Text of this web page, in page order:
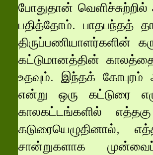
போதுதான்
பதித்தோம். பாதபந்தத்
திருப்பணியாளர்களின்
கட்டுமானத்தின்
உதவும். இந்தக் கோபுரம்
என்று ஒரு கட்டுரை
காலகட்டங்களில்
கடுரையெழுதினால்,
சான்றுகளாக